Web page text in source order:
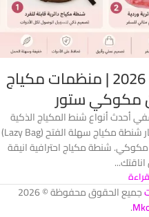
أفضل شنطة مكياج ذكية 2026 | منظمات مكياج
مكوكي ستور
أحدث أنواع شنط المكياج الذكية
ومنظمات التجميل لعام 2026. دليلكِ لاختيار شنطة مكياج سهلة الفتح (Lazy Bag)
شنطة مكياج احترافية انيقة
جميع الحقوق محفوظة © 2026
.